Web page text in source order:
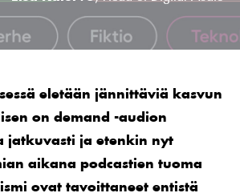
eletään jännittäviä kasvun
on demand -audion
jatkuvasti ja etenkin nyt
aikana podcastien tuoma
ovat tavoittaneet entistä